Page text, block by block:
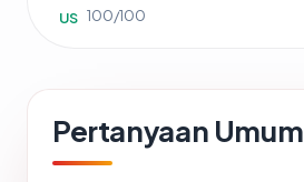
US 100/100
Pertanyaan Umum